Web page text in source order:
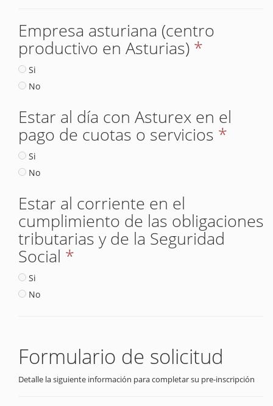
Empresa asturiana (centro
productivo en Asturias) *
Si
No
Estar al día con Asturex en el
pago de cuotas o servicios *
Si
No
Estar al corriente en el
cumplimiento de las obligaciones
tributarias y de la Seguridad
Social *
Si
No
Formulario de solicitud
Detalle la siguiente información para completar su pre-inscripción